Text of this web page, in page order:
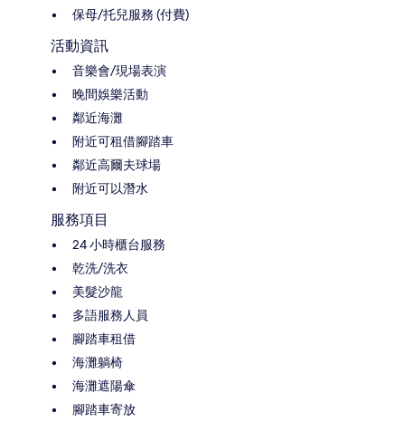
保母/托兒服務 (付費)
活動資訊
音樂會/現場表演
晚間娛樂活動
鄰近海灘
附近可租借腳踏車
鄰近高爾夫球場
附近可以潛水
服務項目
24 小時櫃台服務
乾洗/洗衣
美髮沙龍
多語服務人員
腳踏車租借
海灘躺椅
海灘遮陽傘
腳踏車寄放